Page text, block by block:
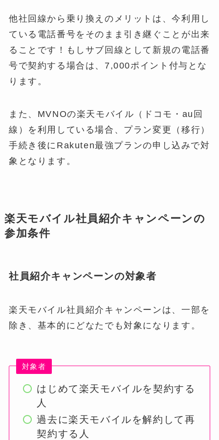
他社回線から乗り換えのメリットは、今利用し
ている電話番号をそのまま引き継ぐことが出来
ることです！もしサブ回線として新規の電話番
号で契約する場合は、7,000ポイント付与とな
ります。
また、MVNOの楽天モバイル（ドコモ・au回
線）を利用している場合、プラン変更（移行）
手続き後にRakuten最強プランの申し込みで対
象となります。
楽天モバイル社員紹介キャンペーンの
参加条件
社員紹介キャンペーンの対象者
楽天モバイル社員紹介キャンペーンは、一部を
除き、基本的にどなたでも対象になります。
対象者
はじめて楽天モバイルを契約する
人
過去に楽天モバイルを解約して再
契約する人